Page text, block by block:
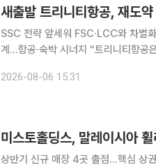
새출발 트리니티항공, 재도
SSC 전략 앞세워 FSC·LCC와 차별
계…항공·숙박 시너지 “트리니티항공은 고객에게 정말 필요한 서비스를 가장 가치있게 제공하는 항
리니티항공'으로 간판을 바꿔 달고 재
2026-08-06 15:31
미스토홀딩스, 말레이시아
상반기 신규 매장 4곳 출점…핵심 상